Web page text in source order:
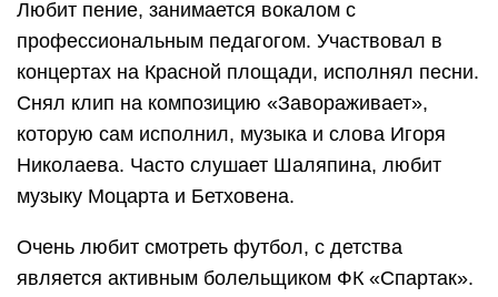
Любит пение, занимается вокалом с
профессиональным педагогом. Участвовал в
концертах на Красной площади, исполнял песни.
Снял клип на композицию «Завораживает»,
которую сам исполнил, музыка и слова Игоря
Николаева. Часто слушает Шаляпина, любит
музыку Моцарта и Бетховена.
Очень любит смотреть футбол, с детства
является активным болельщиком ФК «Спартак».